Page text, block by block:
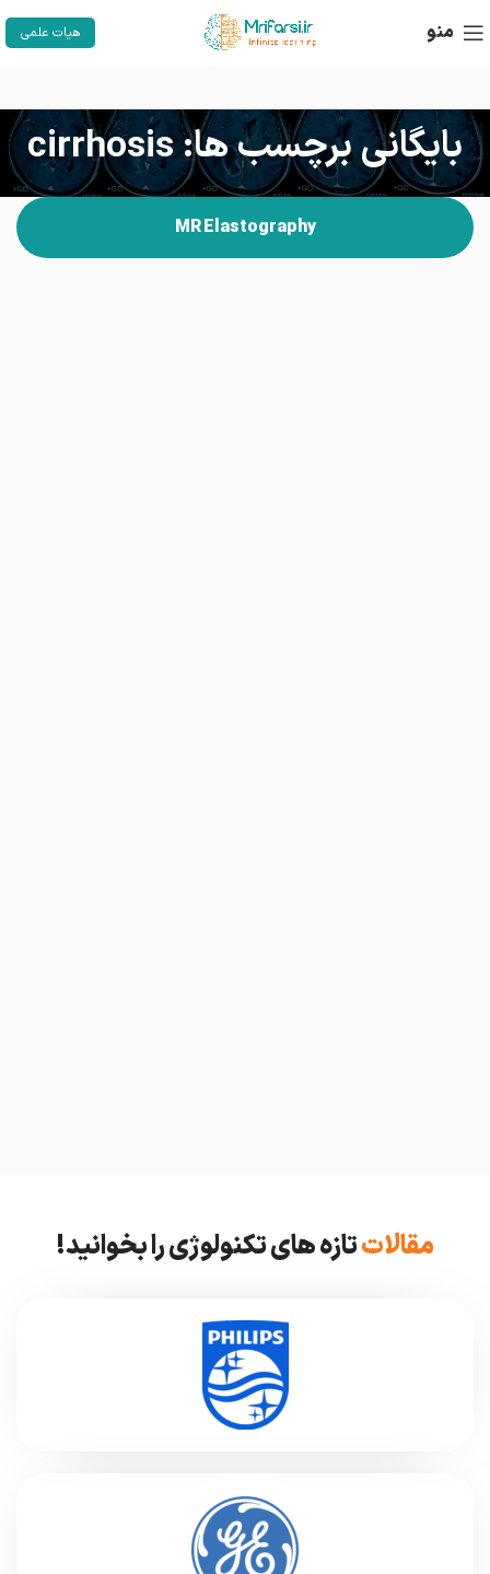
منو هیات علمی
بایگانی برچسب ها: cirrhosis
MR Elastography
مقالاتتازه های تکنولوژی را بخوانید!